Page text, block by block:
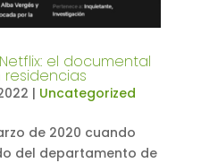
el documental
| Uncategorized
de 2020 cuando
del departamento de